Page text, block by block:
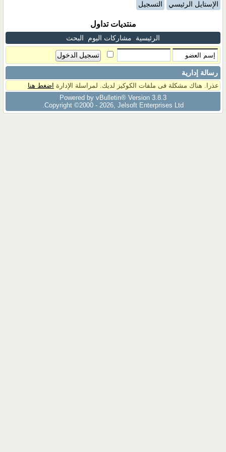
الإستايل الرئيسي التسجيل
منتديات تداول
الرئيسية مشاركات اليوم البحث
رسالة إدارية
عذرا. هناك مشكلة فى ملفات الكوكيز لديك. لمراسلة الإدارة اضغط هنا
Powered by vBulletin® Version 3.8.3
Copyright ©2000 - 2026, Jelsoft Enterprises Ltd.